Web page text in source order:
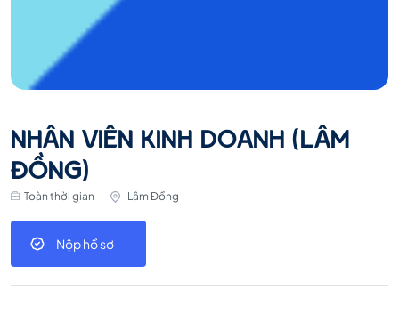
NHÂN VIÊN KINH DOANH (LÂM
ĐỒNG)
Toàn thời gian Lâm Đồng
Nộp hồ sơ